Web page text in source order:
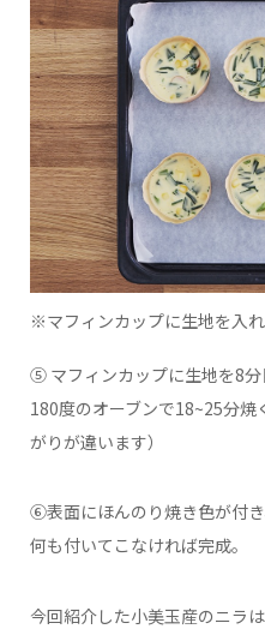
※マフィンカップに生地を入
⑤ マフィンカップに生地を8分
180度のオーブンで18~25分焼
がりが違います）
⑥表面にほんのり焼き色が付
何も付いてこなければ完成。
今回紹介した小美玉産のニラ